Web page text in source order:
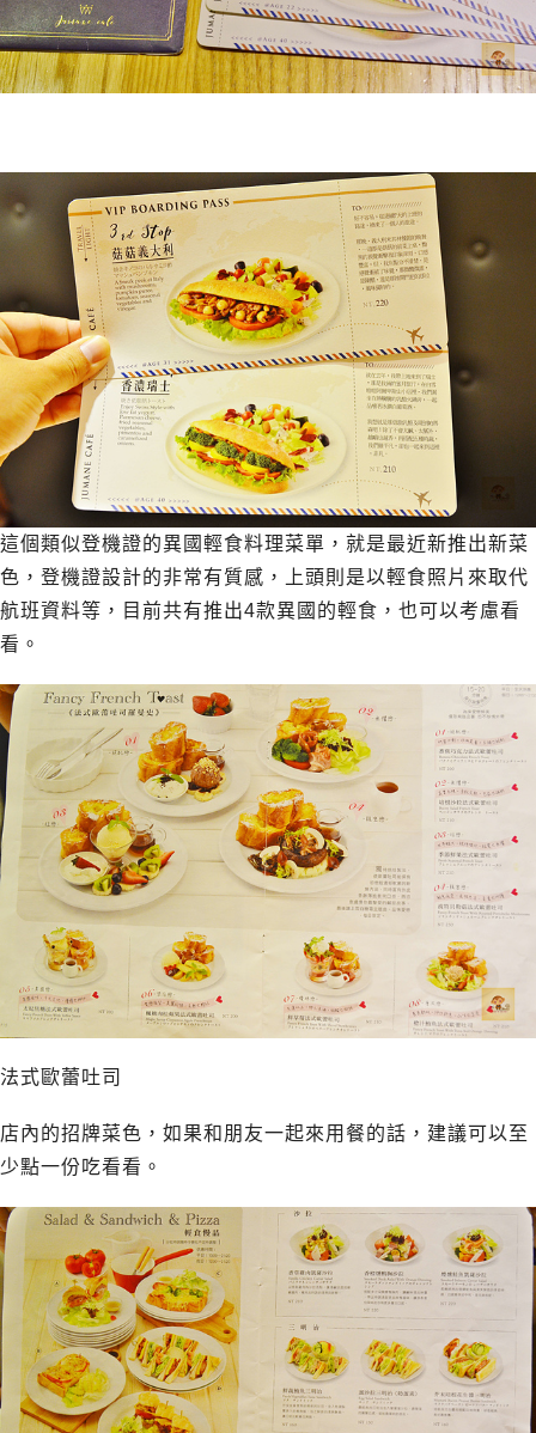
這個類似登機證的異國輕食料理菜單，就是最近新推出新菜
色，登機證設計的非常有質感，上頭則是以輕食照片來取代
航班資料等，目前共有推出4款異國的輕食，也可以考慮看
看。
法式歐蕾吐司
店內的招牌菜色，如果和朋友一起來用餐的話，建議可以至
少點一份吃看看。